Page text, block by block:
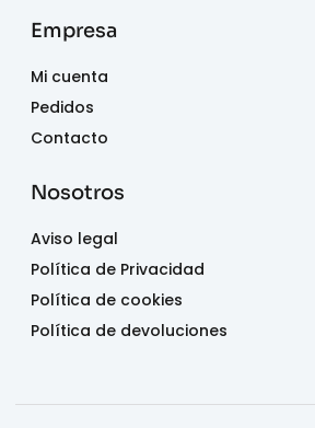
Empresa
Mi cuenta
Pedidos
Contacto
Nosotros
Aviso legal
Política de Privacidad
Política de cookies
Política de devoluciones